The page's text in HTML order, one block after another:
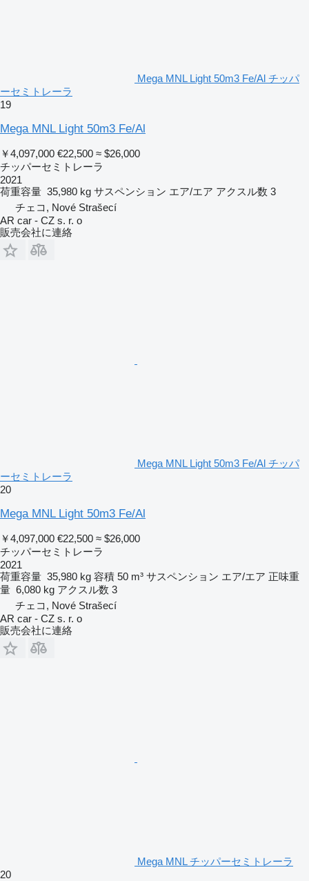
Mega MNL Light 50m3 Fe/Al チッパ
ーセミトレーラ
19
Mega MNL Light 50m3 Fe/Al
￥4,097,000 €22,500 ≈ $26,000
チッパーセミトレーラ
2021
荷重容量 35,980 kg サスペンション エア/エア アクスル数 3
チェコ, Nové Strašecí
AR car - CZ s. r. o
販売会社に連絡
Mega MNL Light 50m3 Fe/Al チッパ
ーセミトレーラ
20
Mega MNL Light 50m3 Fe/Al
￥4,097,000 €22,500 ≈ $26,000
チッパーセミトレーラ
2021
荷重容量 35,980 kg 容積 50 m³ サスペンション エア/エア 正味重
量 6,080 kg アクスル数 3
チェコ, Nové Strašecí
AR car - CZ s. r. o
販売会社に連絡
Mega MNL チッパーセミトレーラ
20